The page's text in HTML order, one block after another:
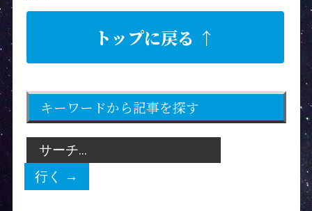
トップに戻る ↑
キーワードから記事を探す